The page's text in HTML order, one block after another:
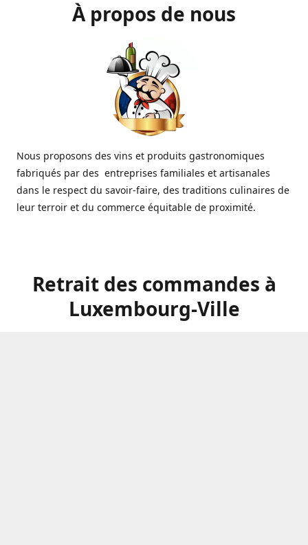
À propos de nous
Nous proposons des vins et produits gastronomiques
fabriqués par des entreprises familiales et artisanales
dans le respect du savoir-faire, des traditions culinaires de
leur terroir et du commerce équitable de proximité.
Retrait des commandes à
Luxembourg-Ville